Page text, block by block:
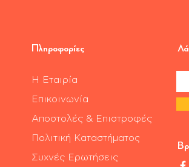
Πληροφορίες
Η Εταιρία
Επικοινωνία
Αποστολές & Επιστροφές
Πολιτική Καταστήματος
Συχνές Ερωτήσεις